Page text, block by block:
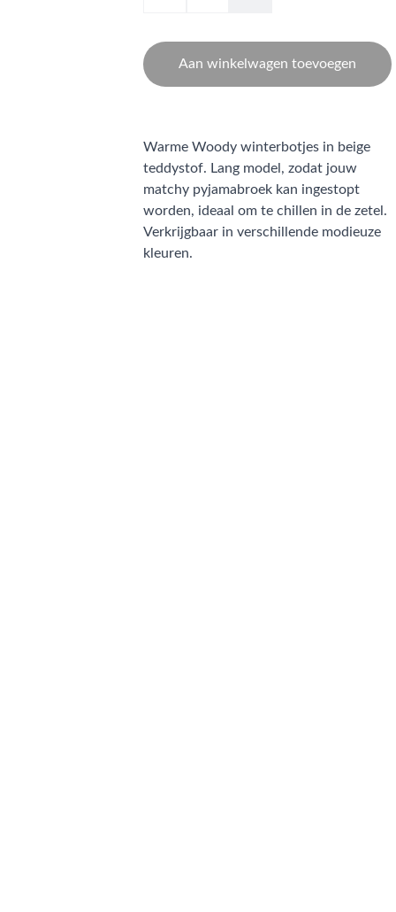
Aan winkelwagen toevoegen
Warme Woody winterbotjes in beige
teddystof. Lang model, zodat jouw
matchy pyjamabroek kan ingestopt
worden, ideaal om te chillen in de zetel.
Verkrijgbaar in verschillende modieuze
kleuren.